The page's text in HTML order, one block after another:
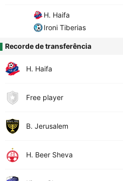
H. Haifa
Ironi Tiberias
Recorde de transferência
H. Haifa
Free player
B. Jerusalem
H. Beer Sheva